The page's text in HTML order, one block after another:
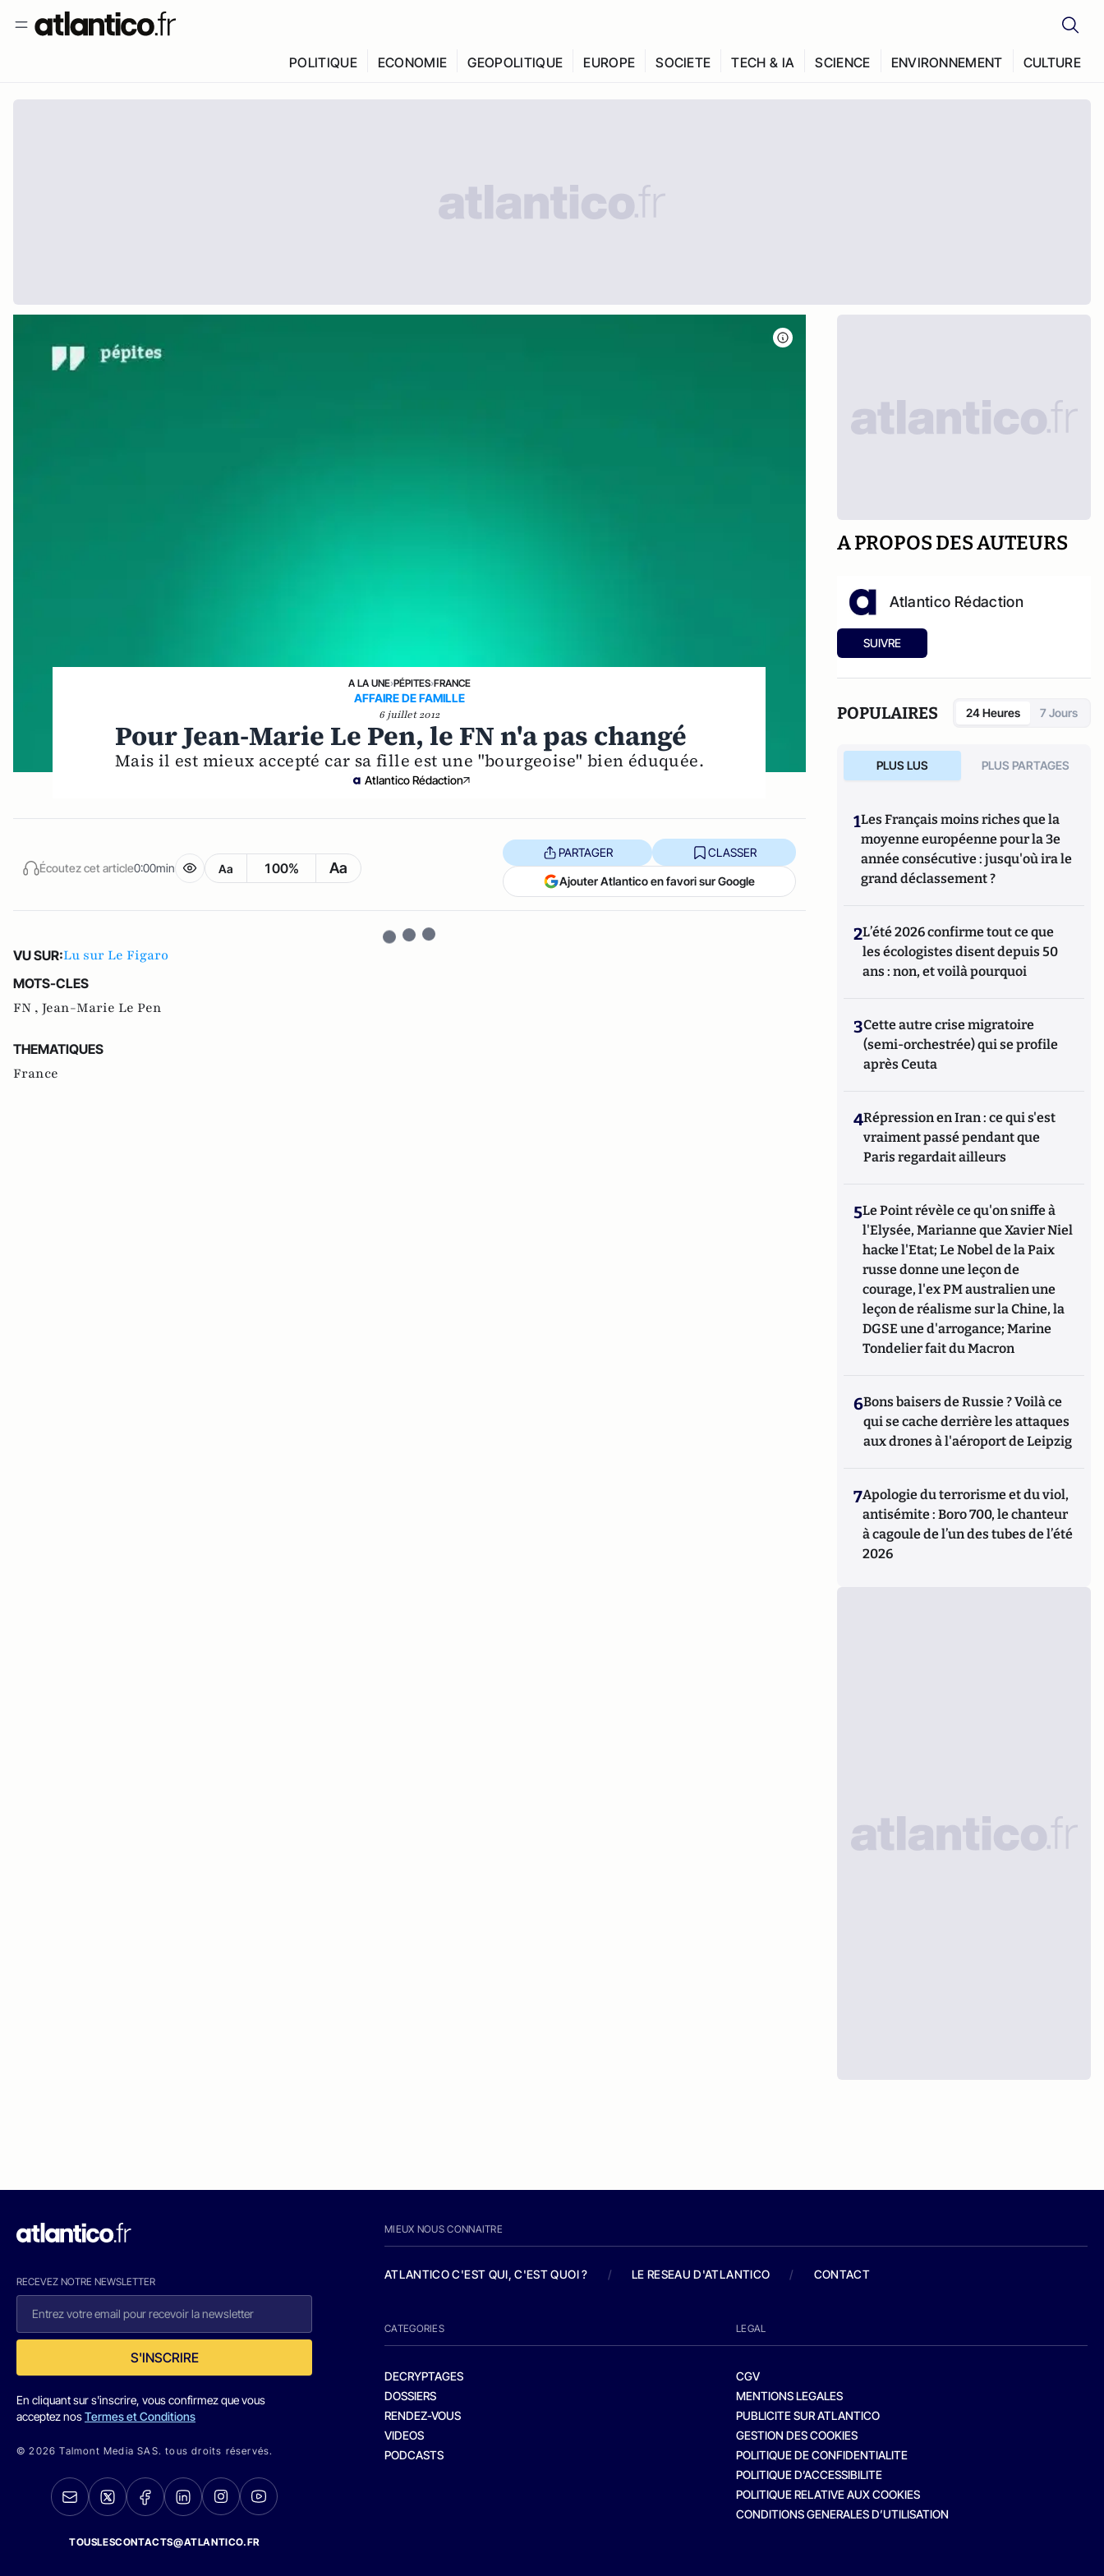
POLITIQUE ECONOMIE GEOPOLITIQUE EUROPE SOCIETE TECH & IA SCIENCE ENVIRONNEMENT CULTURE
A LA UNE›PÉPITES›FRANCE
AFFAIRE DE FAMILLE
6 juillet 2012
Pour Jean-Marie Le Pen, le FN n'a pas changé
Mais il est mieux accepté car sa fille est une "bourgeoise" bien éduquée.
Atlantico Rédaction
Écoutez cet article0:00min Aa 100% Aa
PARTAGER CLASSER
Ajouter Atlantico en favori sur Google
VU SUR:Lu sur Le Figaro
MOTS-CLES
FN , Jean-Marie Le Pen
THEMATIQUES
France
A PROPOS DES AUTEURS
Atlantico Rédaction
SUIVRE
POPULAIRES 24 Heures 7 Jours
PLUS LUS PLUS PARTAGES
1Les Français moins riches que la
moyenne européenne pour la 3e
année consécutive : jusqu'où ira le
grand déclassement ?
2L’été 2026 confirme tout ce que
les écologistes disent depuis 50
ans : non, et voilà pourquoi
3Cette autre crise migratoire
(semi-orchestrée) qui se profile
après Ceuta
4Répression en Iran : ce qui s'est
vraiment passé pendant que
Paris regardait ailleurs
5Le Point révèle ce qu'on sniffe à
l'Elysée, Marianne que Xavier Niel
hacke l'Etat; Le Nobel de la Paix
russe donne une leçon de
courage, l'ex PM australien une
leçon de réalisme sur la Chine, la
DGSE une d'arrogance; Marine
Tondelier fait du Macron
6Bons baisers de Russie ? Voilà ce
qui se cache derrière les attaques
aux drones à l'aéroport de Leipzig
7Apologie du terrorisme et du viol,
antisémite : Boro 700, le chanteur
à cagoule de l’un des tubes de l’été
2026
RECEVEZ NOTRE NEWSLETTER
S'INSCRIRE
En cliquant sur s'inscrire, vous confirmez que vous
acceptez nosTermes et Conditions
© 2026 Talmont Media SAS. tous droits réservés.
TOUSLESCONTACTS@ATLANTICO.FR
MIEUX NOUS CONNAITRE
ATLANTICO C'EST QUI, C'EST QUOI ? / LE RESEAU D'ATLANTICO / CONTACT
CATEGORIES
DECRYPTAGES
DOSSIERS
RENDEZ-VOUS
VIDEOS
PODCASTS
LEGAL
CGV
MENTIONS LEGALES
PUBLICITE SUR ATLANTICO
GESTION DES COOKIES
POLITIQUE DE CONFIDENTIALITE
POLITIQUE D’ACCESSIBILITE
POLITIQUE RELATIVE AUX COOKIES
CONDITIONS GENERALES D’UTILISATION